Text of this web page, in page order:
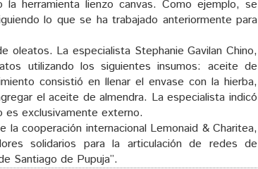
herramienta lienzo canvas. Como ejemplo, se
lo que se ha trabajado anteriormente para
oleatos. La especialista Stephanie Gavilan Chino,
utilizando los siguientes insumos: aceite de
consistió en llenar el envase con la hierba,
el aceite de almendra. La especialista indicó
es exclusivamente externo.
cooperación internacional Lemonaid & Charitea,
solidarios para la articulación de redes de
Santiago de Pupuja”.